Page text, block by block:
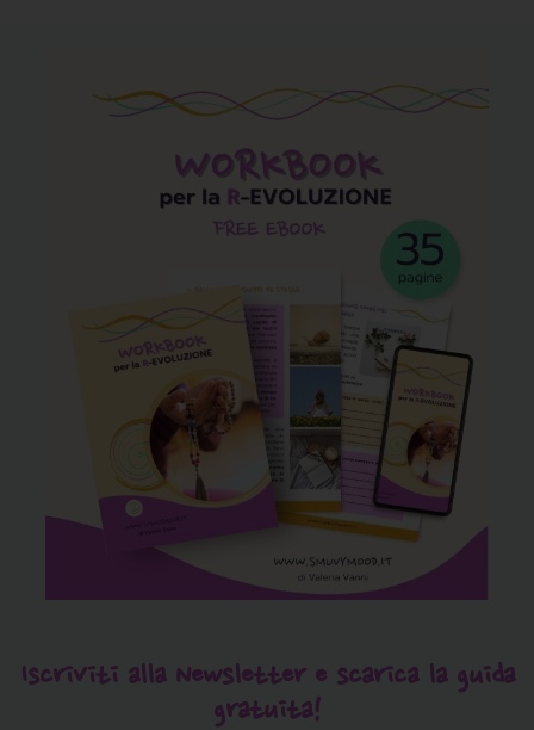
Iscriviti alla Newsletter e scarica la guida
gratuita!